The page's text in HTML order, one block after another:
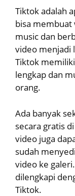
Tiktok adalah
bisa membuat
music dan
video menjadi
Tiktok
lengkap dan
orang.
Ada banyak
secara gratis
video juga
sudah
video ke
dilengkapi
Tiktok.